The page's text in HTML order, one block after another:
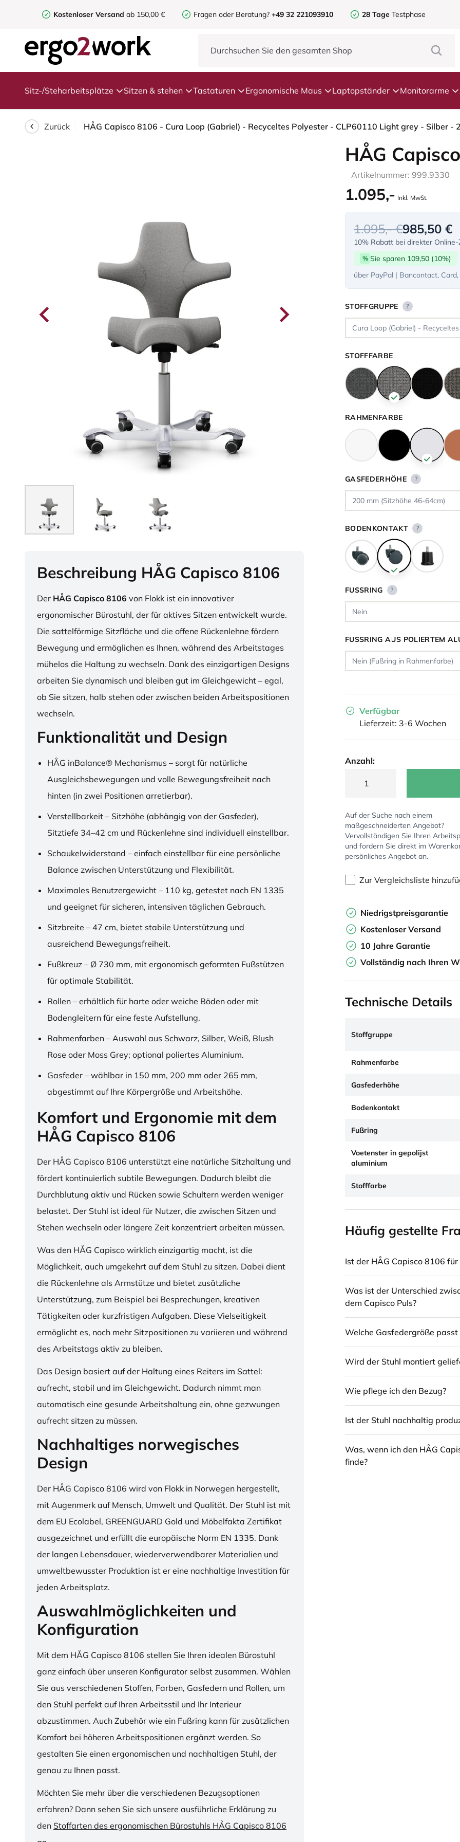
Kostenloser Versand ab 150,00 € Fragen oder Beratung? +49 32 221093910 28 Tage Testphase
Sitz-/Steharbeitsplätze Sitzen & stehen Tastaturen Ergonomische Maus Laptopständer Monitorarme
Zurück
Beschreibung HÅG Capisco 8106
Der HÅG Capisco 8106 von Flokk ist ein innovativer
ergonomischer Bürostuhl, der für aktives Sitzen entwickelt wurde.
Die sattelförmige Sitzfläche und die offene Rückenlehne fördern
Bewegung und ermöglichen es Ihnen, während des Arbeitstages
mühelos die Haltung zu wechseln. Dank des einzigartigen Designs
arbeiten Sie dynamisch und bleiben gut im Gleichgewicht – egal,
ob Sie sitzen, halb stehen oder zwischen beiden Arbeitspositionen
wechseln.
Funktionalität und Design
HÅG inBalance® Mechanismus – sorgt für natürliche
Ausgleichsbewegungen und volle Bewegungsfreiheit nach
hinten (in zwei Positionen arretierbar).
Verstellbarkeit – Sitzhöhe (abhängig von der Gasfeder),
Sitztiefe 34–42 cm und Rückenlehne sind individuell einstellbar.
Schaukelwiderstand – einfach einstellbar für eine persönliche
Balance zwischen Unterstützung und Flexibilität.
Maximales Benutzergewicht – 110 kg, getestet nach EN 1335
und geeignet für sicheren, intensiven täglichen Gebrauch.
Sitzbreite – 47 cm, bietet stabile Unterstützung und
ausreichend Bewegungsfreiheit.
Fußkreuz – Ø 730 mm, mit ergonomisch geformten Fußstützen
für optimale Stabilität.
Rollen – erhältlich für harte oder weiche Böden oder mit
Bodengleitern für eine feste Aufstellung.
Rahmenfarben – Auswahl aus Schwarz, Silber, Weiß, Blush
Rose oder Moss Grey; optional poliertes Aluminium.
Gasfeder – wählbar in 150 mm, 200 mm oder 265 mm,
abgestimmt auf Ihre Körpergröße und Arbeitshöhe.
Komfort und Ergonomie mit dem
HÅG Capisco 8106
Der HÅG Capisco 8106 unterstützt eine natürliche Sitzhaltung und
fördert kontinuierlich subtile Bewegungen. Dadurch bleibt die
Durchblutung aktiv und Rücken sowie Schultern werden weniger
belastet. Der Stuhl ist ideal für Nutzer, die zwischen Sitzen und
Stehen wechseln oder längere Zeit konzentriert arbeiten müssen.
Was den HÅG Capisco wirklich einzigartig macht, ist die
Möglichkeit, auch umgekehrt auf dem Stuhl zu sitzen. Dabei dient
die Rückenlehne als Armstütze und bietet zusätzliche
Unterstützung, zum Beispiel bei Besprechungen, kreativen
Tätigkeiten oder kurzfristigen Aufgaben. Diese Vielseitigkeit
ermöglicht es, noch mehr Sitzpositionen zu variieren und während
des Arbeitstags aktiv zu bleiben.
Das Design basiert auf der Haltung eines Reiters im Sattel:
aufrecht, stabil und im Gleichgewicht. Dadurch nimmt man
automatisch eine gesunde Arbeitshaltung ein, ohne gezwungen
aufrecht sitzen zu müssen.
Nachhaltiges norwegisches
Design
Der HÅG Capisco 8106 wird von Flokk in Norwegen hergestellt,
mit Augenmerk auf Mensch, Umwelt und Qualität. Der Stuhl ist mit
dem EU Ecolabel, GREENGUARD Gold und Möbelfakta Zertifikat
ausgezeichnet und erfüllt die europäische Norm EN 1335. Dank
der langen Lebensdauer, wiederverwendbarer Materialien und
umweltbewusster Produktion ist er eine nachhaltige Investition für
jeden Arbeitsplatz.
Auswahlmöglichkeiten und
Konfiguration
Mit dem HÅG Capisco 8106 stellen Sie Ihren idealen Bürostuhl
ganz einfach über unseren Konfigurator selbst zusammen. Wählen
Sie aus verschiedenen Stoffen, Farben, Gasfedern und Rollen, um
den Stuhl perfekt auf Ihren Arbeitsstil und Ihr Interieur
abzustimmen. Auch Zubehör wie ein Fußring kann für zusätzlichen
Komfort bei höheren Arbeitspositionen ergänzt werden. So
gestalten Sie einen ergonomischen und nachhaltigen Stuhl, der
genau zu Ihnen passt.
Möchten Sie mehr über die verschiedenen Bezugsoptionen
erfahren? Dann sehen Sie sich unsere ausführliche Erklärung zu
den Stoffarten des ergonomischen Bürostuhls HÅG Capisco 8106
HÅG
Artikelnummer: 999.9330
1.095,- Inkl. MwSt.
1.095,- €985,50 €
10% Rabatt bei direkter Online-
% Sie sparen 109,50 (10%)
über PayPal | Bancontact,
STOFFGRUPPE ?
STOFFFARBE
RAHMENFARBE
GASFEDERHÖHE ?
BODENKONTAKT ?
FUSSRING ?
FUSSRING AUS POLIERTEM
Verfügbar
Lieferzeit: 3-6 Wochen
Anzahl:
Auf der Suche nach einem
maßgeschneiderten Angebot?
Vervollständigen Sie Ihren
und fordern Sie direkt im
persönliches Angebot an.
Zur Vergleichsliste
Niedrigstpreisgarantie
Kostenloser Versand
10 Jahre Garantie
Vollständig nach Ihren
Technische Details
Stoffgruppe
Rahmenfarbe
Gasfederhöhe
Bodenkontakt
Fußring
Voetenster in gepolijst
aluminium
Stofffarbe
Häufig gestellte
Ist der HÅG Capisco 8106
Was ist der Unterschied
dem Capisco Puls?
Welche Gasfedergröße passt
Wird der Stuhl montiert
Wie pflege ich den Bezug?
Ist der Stuhl nachhaltig
Was, wenn ich den HÅG
finde?